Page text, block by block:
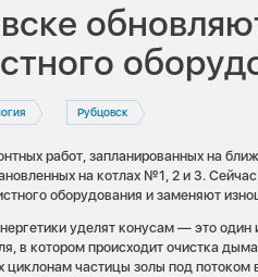
Рубцовск
работ, запланированных на
на котлах №1, 2 и 3.
оборудования и заменяют
уделят конусам — это один
в котором происходит очистка
циклонам частицы золы под потоком